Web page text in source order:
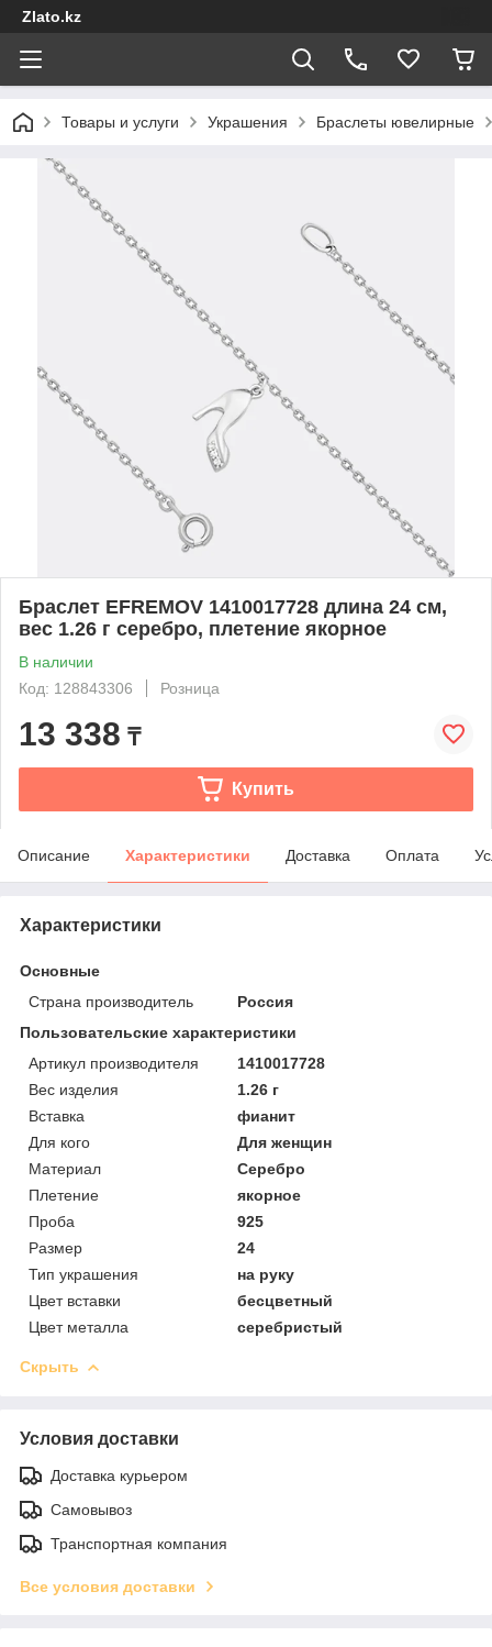
Zlato.kz
Товары и услуги Украшения Браслеты ювелирные
Браслет EFREMOV 1410017728 длина 24 см,
вес 1.26 г серебро, плетение якорное
В наличии
Код: 128843306
Розница
13 338 ₸
Купить
Описание Характеристики Доставка Оплата
Характеристики
Основные
Страна производитель
Россия
Пользовательские характеристики
Артикул производителя
1410017728
Вес изделия
1.26 г
Вставка
фианит
Для кого
Для женщин
Материал
Серебро
Плетение
якорное
Проба
925
Размер
24
Тип украшения
на руку
Цвет вставки
бесцветный
Цвет металла
серебристый
Скрыть
Условия доставки
Доставка курьером
Самовывоз
Транспортная компания
Все условия доставки